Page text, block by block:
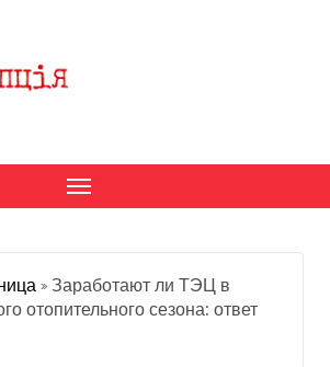
» Заработают ли ТЭЦ в
отопительного сезона: ответ